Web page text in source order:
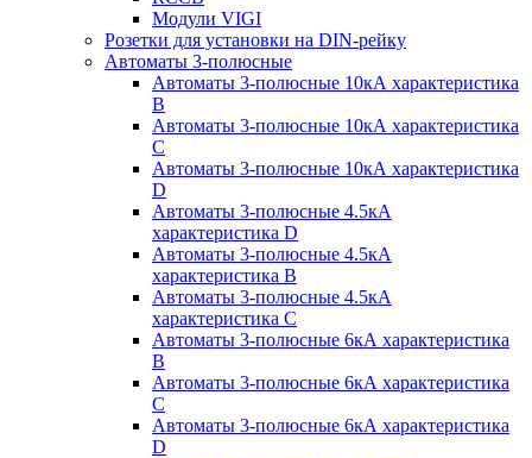
Модули VIGI
Розетки для установки на DIN-рейку
Автоматы 3-полюсные
Автоматы 3-полюсные 10кА характеристика
B
Автоматы 3-полюсные 10кА характеристика
C
Автоматы 3-полюсные 10кА характеристика
D
Автоматы 3-полюсные 4.5кА
характеристика D
Автоматы 3-полюсные 4.5кА
характеристика В
Автоматы 3-полюсные 4.5кА
характеристика С
Автоматы 3-полюсные 6кА характеристика
B
Автоматы 3-полюсные 6кА характеристика
C
Автоматы 3-полюсные 6кА характеристика
D